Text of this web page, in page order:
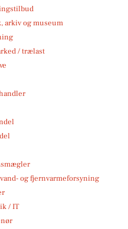
arkiv og museum
/ trælast
vand- og fjernvarmeforsyning
/ IT